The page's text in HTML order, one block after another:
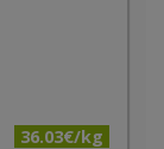
36.03€/kg